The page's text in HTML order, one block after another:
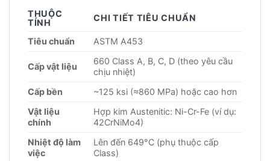
THUỘC
TÍNH
CHI TIẾT TIÊU CHUẨN
Tiêu chuẩn ASTM A453
Cấp vật liệu
660 Class A, B, C, D (theo yêu cầu
chịu nhiệt)
Cấp bền
~125 ksi (≈860 MPa) hoặc cao hơn
Vật liệu
chính
Hợp kim Austenitic: Ni-Cr-Fe (ví dụ:
42CrNiMo4)
Nhiệt độ làm
việc
Lên đến 649°C (phụ thuộc cấp
Class)